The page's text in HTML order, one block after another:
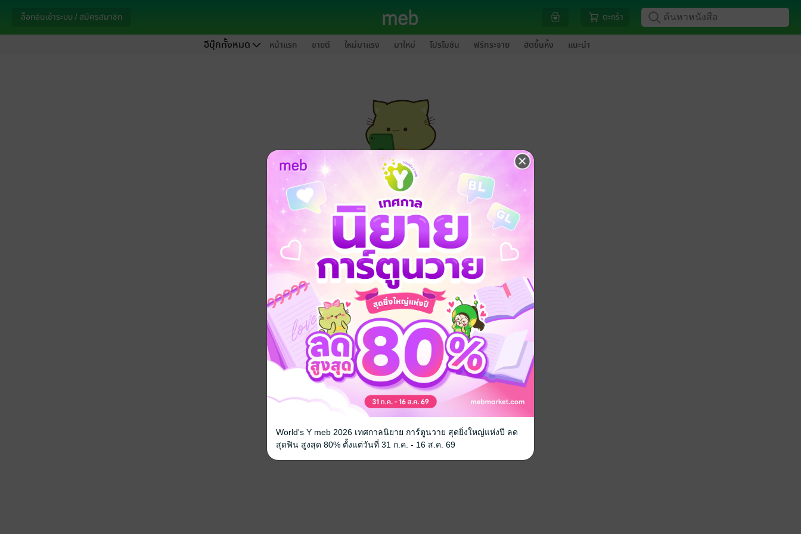
ล็อกอินเข้าระบบ / สมัครสมาชิก ตะกร้า
อีบุ๊กทั้งหมด หน้าแรก ขายดี ใหม่มาแรง มาใหม่ โปรโมชัน ฟรีกระจาย ฮิตขึ้นหิ้ง แนะนำ
กรุณาเข้าสู่ระบบก่อนดำเนินรายการด้วยค่ะ
ล็อกอินเข้าระบบ
World's Y meb 2026 เทศกาลนิยาย การ์ตูนวาย สุดยิ่งใหญ่แห่งปี ลด
สุดฟิน สูงสุด 80% ตั้งแต่วันที่ 31 ก.ค. - 16 ส.ค. 69